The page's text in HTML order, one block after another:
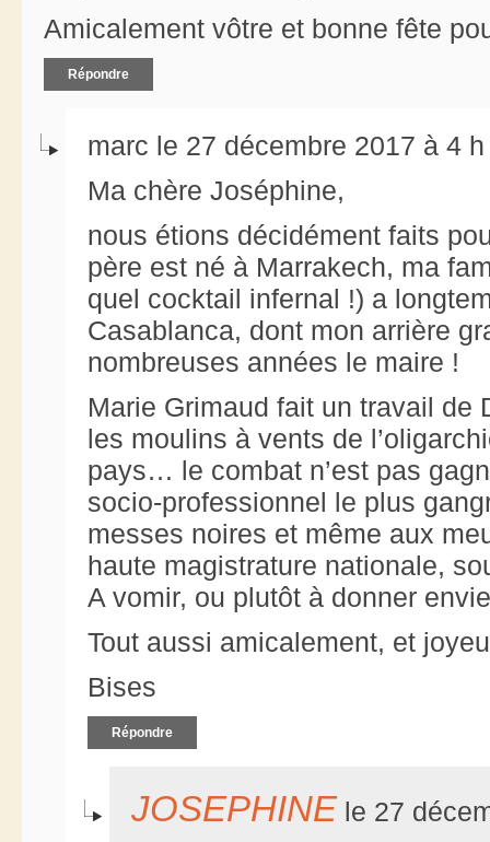
Amicalement vôtre et bonne fête
Répondre
marc le 27 décembre 2017 à 4
Ma chère Joséphine,
nous étions décidément faits
père est né à Marrakech, ma
quel cocktail infernal !) a
Casablanca, dont mon arrière
nombreuses années le maire !
Marie Grimaud fait un travail de
les moulins à vents de
pays… le combat n’est pas
socio-professionnel le plus
messes noires et même aux
haute magistrature nationale,
A vomir, ou plutôt à donner
Tout aussi amicalement, et
Bises
Répondre
JOSEPHINE le 27